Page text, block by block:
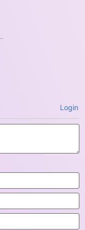
Login